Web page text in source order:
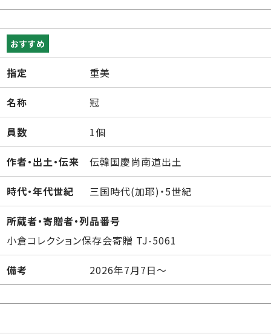
おすすめ
指定 重美
名称 冠
員数 1個
作者・出土・伝来 伝韓国慶尚南道出土
時代・年代世紀 三国時代(加耶)・5世紀
所蔵者・寄贈者・列品番号
小倉コレクション保存会寄贈 TJ-5061
備考 2026年7月7日～